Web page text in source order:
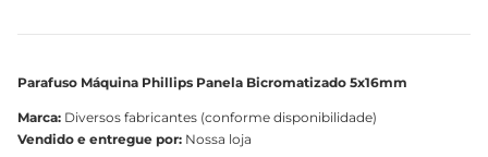
Parafuso Máquina Phillips Panela Bicromatizado 5x16mm
Marca: Diversos fabricantes (conforme disponibilidade)
Vendido e entregue por: Nossa loja